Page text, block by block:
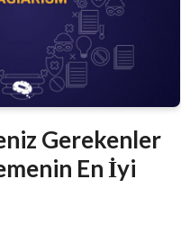
Gerekenler
En İyi